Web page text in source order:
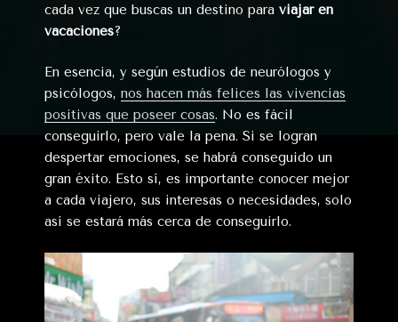
cada vez que buscas un destino para viajar en
vacaciones?
En esencia, y según estudios de neurólogos y
psicólogos, nos hacen más felices las vivencias
positivas que poseer cosas. No es fácil
conseguirlo, pero vale la pena. Si se logran
despertar emociones, se habrá conseguido un
gran éxito. Esto sí, es importante conocer mejor
a cada viajero, sus interesas o necesidades, solo
así se estará más cerca de conseguirlo.